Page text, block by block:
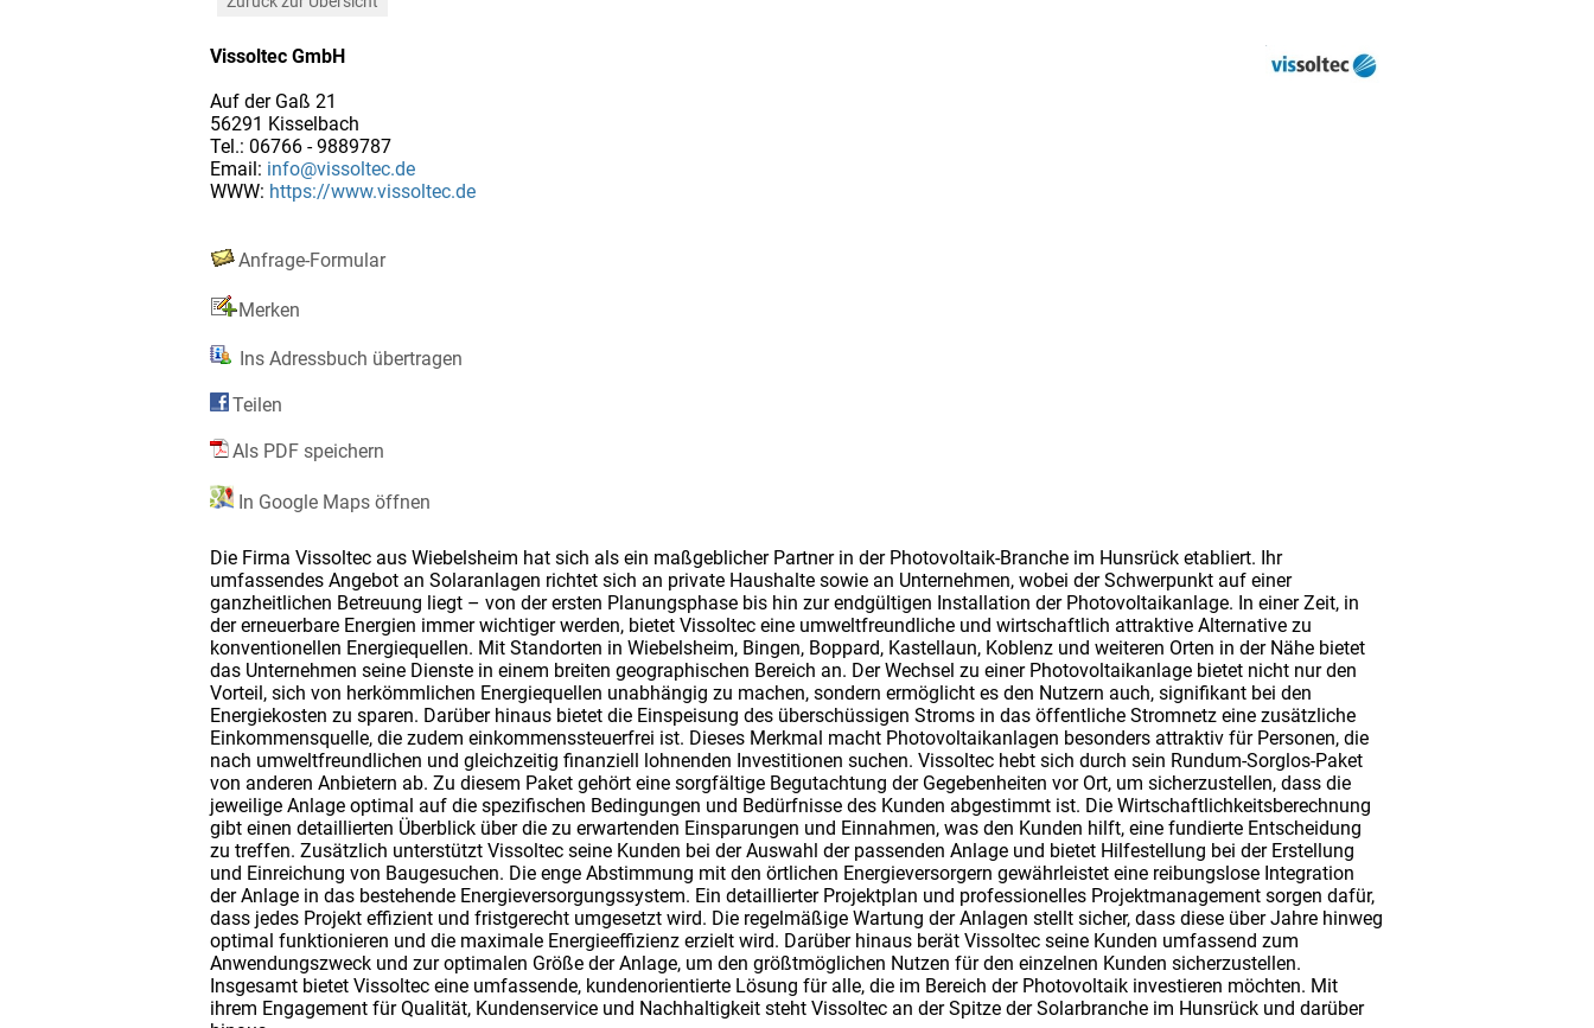
Vissoltec GmbH
Auf der Gaß 21
56291 Kisselbach
Tel.: 06766 - 9889787
Email: info@vissoltec.de
WWW: https://www.vissoltec.de
Anfrage-Formular
Merken
Ins Adressbuch übertragen
Teilen
Als PDF speichern
In Google Maps öffnen
Die Firma Vissoltec aus Wiebelsheim hat sich als ein maßgeblicher Partner in der Photovoltaik-Branche im Hunsrück etabliert. Ihr
umfassendes Angebot an Solaranlagen richtet sich an private Haushalte sowie an Unternehmen, wobei der Schwerpunkt auf einer
ganzheitlichen Betreuung liegt – von der ersten Planungsphase bis hin zur endgültigen Installation der Photovoltaikanlage. In einer Zeit, in
der erneuerbare Energien immer wichtiger werden, bietet Vissoltec eine umweltfreundliche und wirtschaftlich attraktive Alternative zu
konventionellen Energiequellen. Mit Standorten in Wiebelsheim, Bingen, Boppard, Kastellaun, Koblenz und weiteren Orten in der Nähe bietet
das Unternehmen seine Dienste in einem breiten geographischen Bereich an. Der Wechsel zu einer Photovoltaikanlage bietet nicht nur den
Vorteil, sich von herkömmlichen Energiequellen unabhängig zu machen, sondern ermöglicht es den Nutzern auch, signifikant bei den
Energiekosten zu sparen. Darüber hinaus bietet die Einspeisung des überschüssigen Stroms in das öffentliche Stromnetz eine zusätzliche
Einkommensquelle, die zudem einkommenssteuerfrei ist. Dieses Merkmal macht Photovoltaikanlagen besonders attraktiv für Personen, die
nach umweltfreundlichen und gleichzeitig finanziell lohnenden Investitionen suchen. Vissoltec hebt sich durch sein Rundum-Sorglos-Paket
von anderen Anbietern ab. Zu diesem Paket gehört eine sorgfältige Begutachtung der Gegebenheiten vor Ort, um sicherzustellen, dass die
jeweilige Anlage optimal auf die spezifischen Bedingungen und Bedürfnisse des Kunden abgestimmt ist. Die Wirtschaftlichkeitsberechnung
gibt einen detaillierten Überblick über die zu erwartenden Einsparungen und Einnahmen, was den Kunden hilft, eine fundierte Entscheidung
zu treffen. Zusätzlich unterstützt Vissoltec seine Kunden bei der Auswahl der passenden Anlage und bietet Hilfestellung bei der Erstellung
und Einreichung von Baugesuchen. Die enge Abstimmung mit den örtlichen Energieversorgern gewährleistet eine reibungslose Integration
der Anlage in das bestehende Energieversorgungssystem. Ein detaillierter Projektplan und professionelles Projektmanagement sorgen dafür,
dass jedes Projekt effizient und fristgerecht umgesetzt wird. Die regelmäßige Wartung der Anlagen stellt sicher, dass diese über Jahre hinweg
optimal funktionieren und die maximale Energieeffizienz erzielt wird. Darüber hinaus berät Vissoltec seine Kunden umfassend zum
Anwendungszweck und zur optimalen Größe der Anlage, um den größtmöglichen Nutzen für den einzelnen Kunden sicherzustellen.
Insgesamt bietet Vissoltec eine umfassende, kundenorientierte Lösung für alle, die im Bereich der Photovoltaik investieren möchten. Mit
ihrem Engagement für Qualität, Kundenservice und Nachhaltigkeit steht Vissoltec an der Spitze der Solarbranche im Hunsrück und darüber